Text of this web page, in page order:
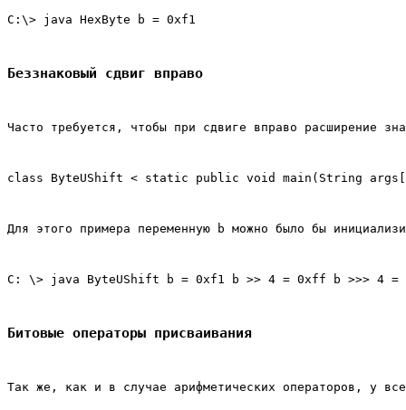
С:\> java HexByte b = 0xf1
Беззнаковый сдвиг вправо
Часто требуется, чтобы при сдвиге вправо расширение
class ByteUShift < static public void main(String
Для этого примера переменную b можно было бы
С: \> java ByteUShift b = 0xf1 b >> 4 = 0xff b >>> 4
Битовые операторы присваивания
Так же, как и в случае арифметических операторов, у